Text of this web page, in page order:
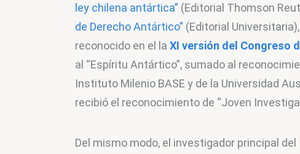
ley chilena antártica” (Editorial Thomson
de Derecho Antártico” (Editorial
reconocido en el la XI versión del Congreso
al “Espíritu Antártico”, sumado al
Instituto Milenio BASE y de la Universidad
recibió el reconocimiento de “Joven
Del mismo modo, el investigador principal